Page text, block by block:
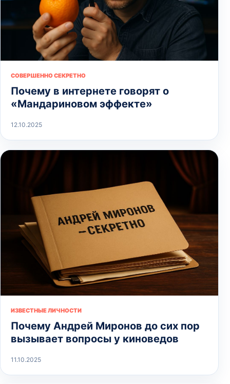
СОВЕРШЕННО СЕКРЕТНО
Почему в интернете говорят о
«Мандариновом эффекте»
12.10.2025
ИЗВЕСТНЫЕ ЛИЧНОСТИ
Почему Андрей Миронов до сих пор
вызывает вопросы у киноведов
11.10.2025